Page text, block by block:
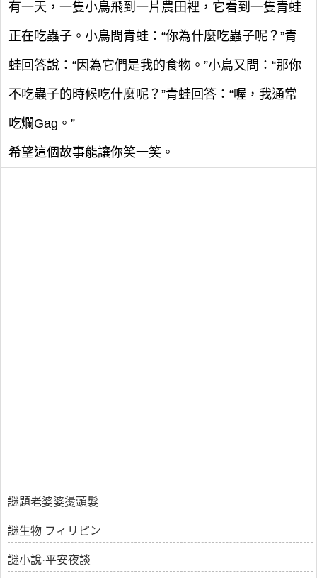
有一天，一隻小鳥飛到一片農田裡，它看到一隻青蛙
正在吃蟲子。小鳥問青蛙：“你為什麼吃蟲子呢？”青
蛙回答說：“因為它們是我的食物。”小鳥又問：“那你
不吃蟲子的時候吃什麼呢？”青蛙回答：“喔，我通常
吃爛Gag。”
希望這個故事能讓你笑一笑。
謎題老婆婆燙頭髮
謎生物 フィリピン
謎小說·平安夜談